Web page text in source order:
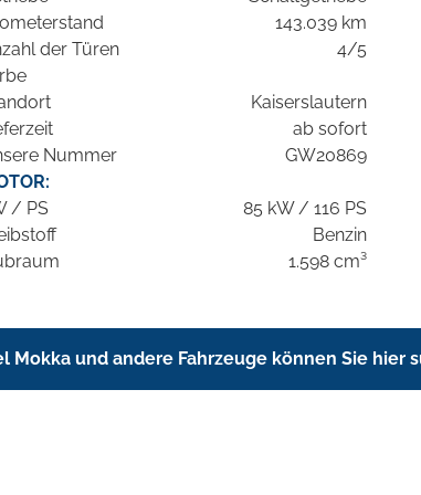
143.039 km
der Türen
4/5
Kaiserslautern
ab sofort
Nummer
GW20869
/ PS
85 kW / 116 PS
Benzin
1.598 cm³
Mokka und andere Fahrzeuge können Sie hier